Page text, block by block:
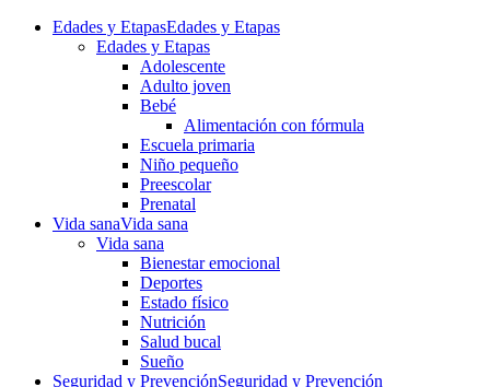
Edades y EtapasEdades y Etapas
Edades y Etapas
Adolescente
Adulto joven
Bebé
Alimentación con fórmula
Escuela primaria
Niño pequeño
Preescolar
Prenatal
Vida sanaVida sana
Vida sana
Bienestar emocional
Deportes
Estado físico
Nutrición
Salud bucal
Sueño
Seguridad y PrevenciónSeguridad y Prevención